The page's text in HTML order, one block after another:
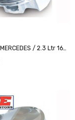
Pistons JE MERCEDES / 2.3 Ltr 16V(M102E23) Ø97